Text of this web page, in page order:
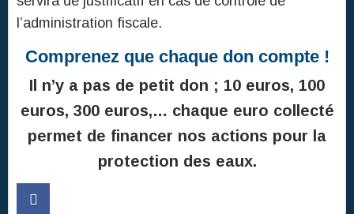
l’administration fiscale.
Comprenez que chaque don compte !
Il n’y a pas de petit don ; 10 euros, 100
euros, 300 euros,… chaque euro collecté
permet de financer nos actions pour la
protection des eaux.